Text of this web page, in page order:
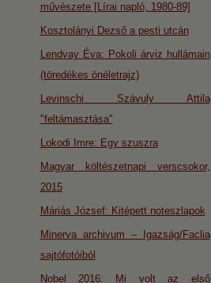
művészete [Lírai napló, 1980-89]
Kosztolányi Dezső a pesti utcán
Lendvay Éva: Pokoli árviz hullámain
(töredékes önéletrajz)
Levinschi Szávuly Attila
"feltámasztása"
Lokodi Imre: Egy szuszra
Magyar költészetnapi verscsokor,
2015
Máriás József: Kitépett noteszlapok
Minerva archivum – Igazság/Faclia
sajtófotóiból
Nobel 2016: Mi volt az első